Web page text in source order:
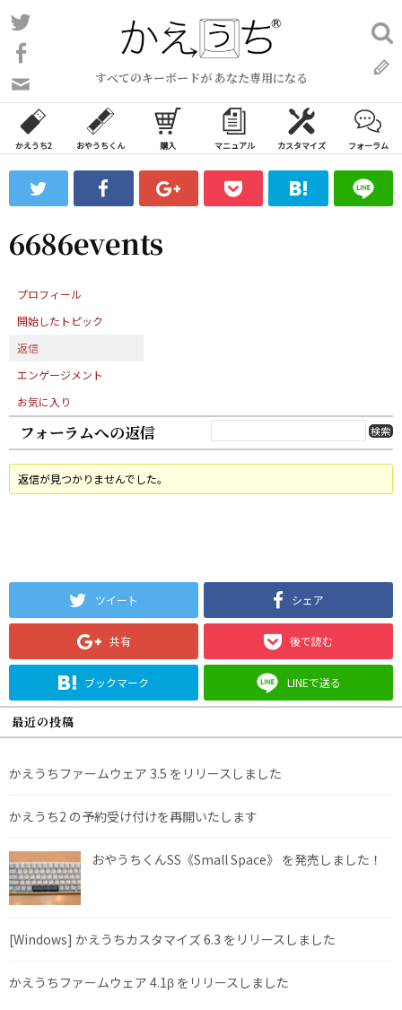
コ
ン
ン
ツ
ス
ッ
すべてのキーボードが あなた専用になる
い
合
わ
フ
ォ
ム
検
索:
かえうち2 おやうちくん 購入 マニュアル カスタマイズ フォーラム
6686events
プロフィール
開始したトピック
返信
エンゲージメント
お気に入り
フォーラムへの返信
返信が見つかりませんでした。
ツイート シェア
共有 後で読む
ブックマーク LINEで送る
最近の投稿
かえうちファームウェア 3.5 をリリースしました
かえうち2 の予約受け付けを再開いたします
おやうちくんSS《Small Space》 を発売しました！
[Windows] かえうちカスタマイズ 6.3 をリリースしました
かえうちファームウェア 4.1β をリリースしました